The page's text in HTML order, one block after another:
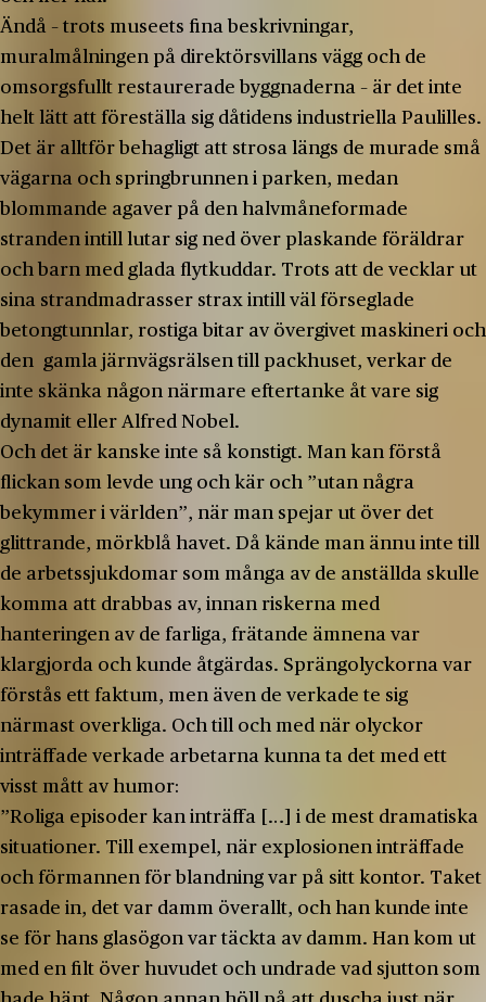
Ändå – trots museets fina beskrivningar,
muralmålningen på direktörsvillans vägg och de
omsorgsfullt restaurerade byggnaderna – är det inte
helt lätt att föreställa sig dåtidens industriella Paulilles.
Det är alltför behagligt att strosa längs de murade små
vägarna och springbrunnen i parken, medan
blommande agaver på den halvmåneformade
stranden intill lutar sig ned över plaskande föräldrar
och barn med glada flytkuddar. Trots att de vecklar ut
sina strandmadrasser strax intill väl förseglade
betongtunnlar, rostiga bitar av övergivet maskineri och
den gamla järnvägsrälsen till packhuset, verkar de
inte skänka någon närmare eftertanke åt vare sig
dynamit eller Alfred Nobel.
Och det är kanske inte så konstigt. Man kan förstå
flickan som levde ung och kär och ”utan några
bekymmer i världen”, när man spejar ut över det
glittrande, mörkblå havet. Då kände man ännu inte till
de arbetssjukdomar som många av de anställda skulle
komma att drabbas av, innan riskerna med
hanteringen av de farliga, frätande ämnena var
klargjorda och kunde åtgärdas. Sprängolyckorna var
förstås ett faktum, men även de verkade te sig
närmast overkliga. Och till och med när olyckor
inträffade verkade arbetarna kunna ta det med ett
visst mått av humor:
”Roliga episoder kan inträffa […] i de mest dramatiska
situationer. Till exempel, när explosionen inträffade
och förmannen för blandning var på sitt kontor. Taket
rasade in, det var damm överallt, och han kunde inte
se för hans glasögon var täckta av damm. Han kom ut
med en filt över huvudet och undrade vad sjutton som